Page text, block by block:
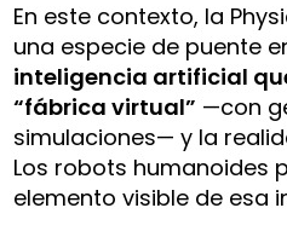
En este contexto, la
una especie de puente
inteligencia artificial
“fábrica virtual” —con
simulaciones— y la
Los robots humanoides
elemento visible de esa